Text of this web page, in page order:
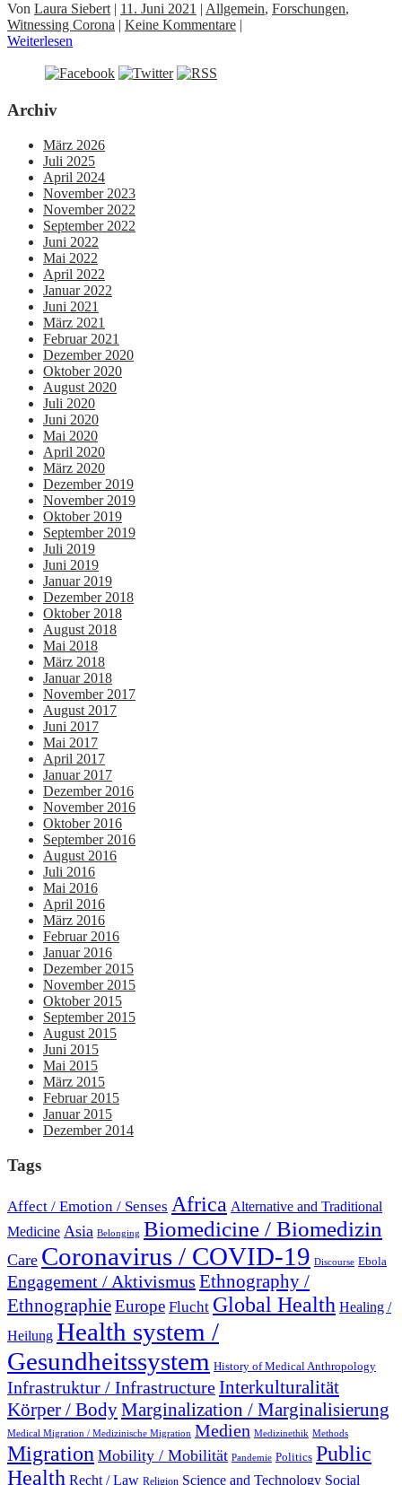
Von Laura Siebert| 11. Juni 2021 | Allgemein, Forschungen,
Witnessing Corona | Keine Kommentare |
Weiterlesen
Archiv
März 2026
Juli 2025
April 2024
November 2023
November 2022
September 2022
Juni 2022
Mai 2022
April 2022
Januar 2022
Juni 2021
März 2021
Februar 2021
Dezember 2020
Oktober 2020
August 2020
Juli 2020
Juni 2020
Mai 2020
April 2020
März 2020
Dezember 2019
November 2019
Oktober 2019
September 2019
Juli 2019
Juni 2019
Januar 2019
Dezember 2018
Oktober 2018
August 2018
Mai 2018
März 2018
Januar 2018
November 2017
August 2017
Juni 2017
Mai 2017
April 2017
Januar 2017
Dezember 2016
November 2016
Oktober 2016
September 2016
August 2016
Juli 2016
Mai 2016
April 2016
März 2016
Februar 2016
Januar 2016
Dezember 2015
November 2015
Oktober 2015
September 2015
August 2015
Juni 2015
Mai 2015
März 2015
Februar 2015
Januar 2015
Dezember 2014
Tags
Affect / Emotion / Senses Africa Alternative and Traditional
Medicine Asia Belonging Biomedicine / Biomedizin
Care Coronavirus / COVID-19 Discourse Ebola
Engagement / Aktivismus Ethnography /
EthnographieEurope Flucht Global Health Healing /
Heilung Health system /
Gesundheitssystem History of Medical Anthropology
Infrastruktur / InfrastructureInterkulturalität
Körper / BodyMarginalization / Marginalisierung
Medical Migration / Medizinische Migration Medien Medizinethik Methods
Migration Mobility / Mobilität Pandemie Politics Public
Health Recht / Law Religion Science and Technology Social